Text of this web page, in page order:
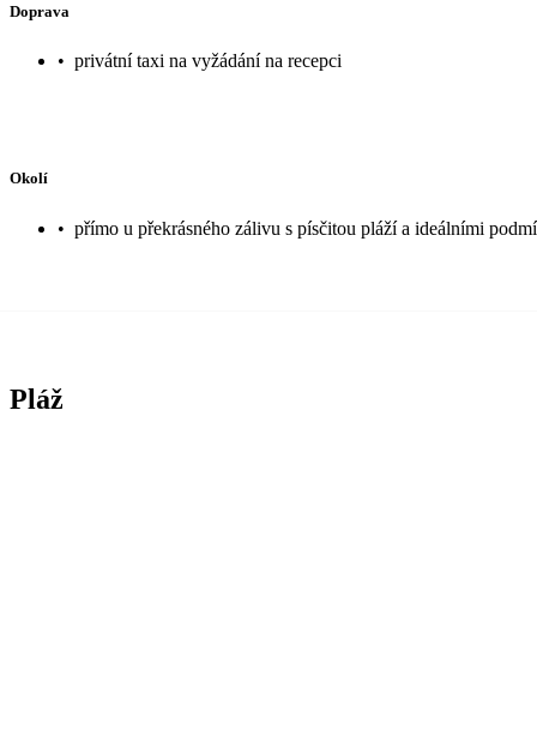
Doprava
• privátní taxi na vyžádání na recepci
Okolí
• přímo u překrásného zálivu s písčitou pláží a ideálními
Pláž